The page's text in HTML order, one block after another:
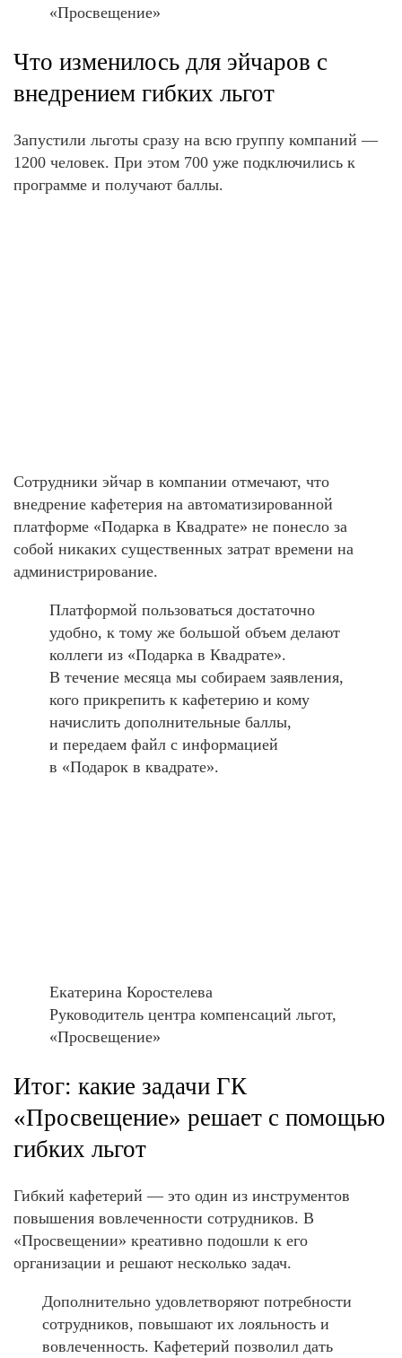
«Просвещение»
Что изменилось для эйчаров с
внедрением гибких льгот
Запустили льготы сразу на всю группу компаний —
1200 человек. При этом 700 уже подключились к
программе и получают баллы.
Сотрудники эйчар в компании отмечают, что
внедрение кафетерия на автоматизированной
платформе «Подарка в Квадрате» не понесло за
собой никаких существенных затрат времени на
администрирование.
Платформой пользоваться достаточно
удобно, к тому же большой объем делают
коллеги из «Подарка в Квадрате».
В течение месяца мы собираем заявления,
кого прикрепить к кафетерию и кому
начислить дополнительные баллы,
и передаем файл с информацией
в «Подарок в квадрате».
Екатерина Коростелева
Руководитель центра компенсаций льгот,
«Просвещение»
Итог: какие задачи ГК
«Просвещение» решает с помощью
гибких льгот
Гибкий кафетерий — это один из инструментов
повышения вовлеченности сотрудников. В
«Просвещении» креативно подошли к его
организации и решают несколько задач.
Дополнительно удовлетворяют потребности
сотрудников, повышают их лояльность и
вовлеченность. Кафетерий позволил дать